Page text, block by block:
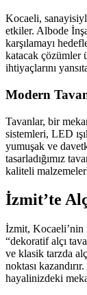
Kocaeli,
etkiler. Albode
karşılamayı
katacak çözümler
ihtiyaçlarını
Modern
Tavanlar, bir
sistemleri, LED
yumuşak ve
tasarladığımız
kaliteli
İzmit’te
İzmit, Kocaeli’nin
“dekoratif alçı
ve klasik tarzda
noktası
hayalinizdeki